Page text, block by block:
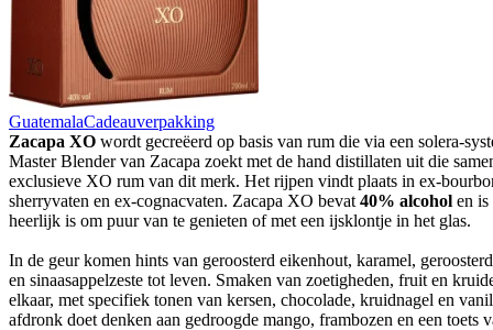
GuatemalaCadeauverpakking
Zacapa XO wordt gecreëerd op basis van rum die via een solera-
Master Blender van Zacapa zoekt met de hand distillaten uit die
exclusieve XO rum van dit merk. Het rijpen vindt plaats in ex-
sherryvaten en ex-cognacvaten. Zacapa XO bevat 40% alcohol en is
heerlijk is om puur van te genieten of met een ijsklontje in het glas.
In de geur komen hints van geroosterd eikenhout, karamel,
en sinaasappelzeste tot leven. Smaken van zoetigheden, fruit en
elkaar, met specifiek tonen van kersen, chocolade, kruidnagel en
afdronk doet denken aan gedroogde mango, frambozen en een toets